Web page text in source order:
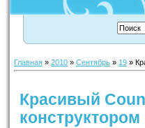
Главная » 2010 » Сентябрь » 19 »
Красивый
конструктором